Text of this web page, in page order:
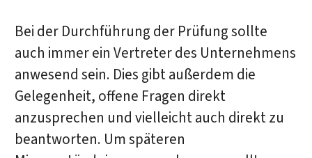
Bei der Durchführung der Prüfung sollte
auch immer ein Vertreter des Unternehmens
anwesend sein. Dies gibt außerdem die
Gelegenheit, offene Fragen direkt
anzusprechen und vielleicht auch direkt zu
beantworten. Um späteren